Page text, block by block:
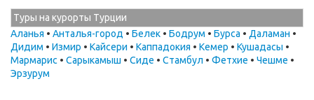
Туры на курорты Турции
Аланья • Анталья-город • Белек • Бодрум • Бурса • Даламан •
Дидим • Измир • Кайсери • Каппадокия • Кемер • Кушадасы •
Мармарис • Сарыкамыш • Сиде • Стамбул • Фетхие • Чешме •
Эрзурум